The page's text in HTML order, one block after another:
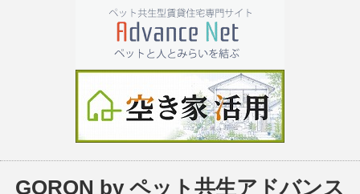
GORON by ペット共生アドバンス